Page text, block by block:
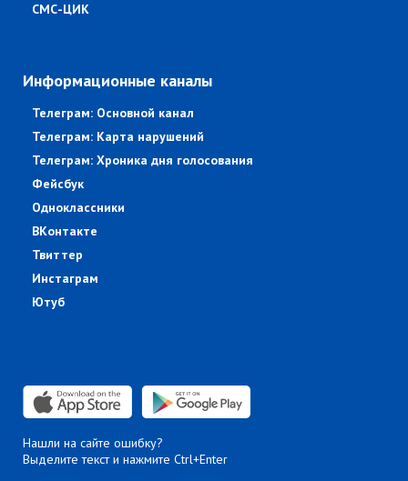
СМС-ЦИК
Информационные каналы
Телеграм: Основной канал
Телеграм: Карта нарушений
Телеграм: Хроника дня голосования
Фейсбук
Одноклассники
ВКонтакте
Твиттер
Инстаграм
Ютуб
Нашли на сайте ошибку?
Выделите текст и нажмите Ctrl+Enter